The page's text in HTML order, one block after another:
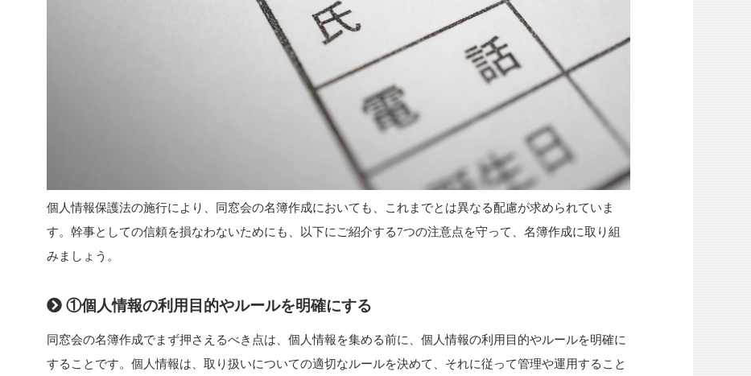
個人情報保護法の施行により、同窓会の名簿作成においても、これまでとは異なる配慮が求められていま
す。幹事としての信頼を損なわないためにも、以下にご紹介する7つの注意点を守って、名簿作成に取り組
みましょう。
①個人情報の利用目的やルールを明確にする
同窓会の名簿作成でまず押さえるべき点は、個人情報を集める前に、個人情報の利用目的やルールを明確に
することです。個人情報は、取り扱いについての適切なルールを決めて、それに従って管理や運用すること